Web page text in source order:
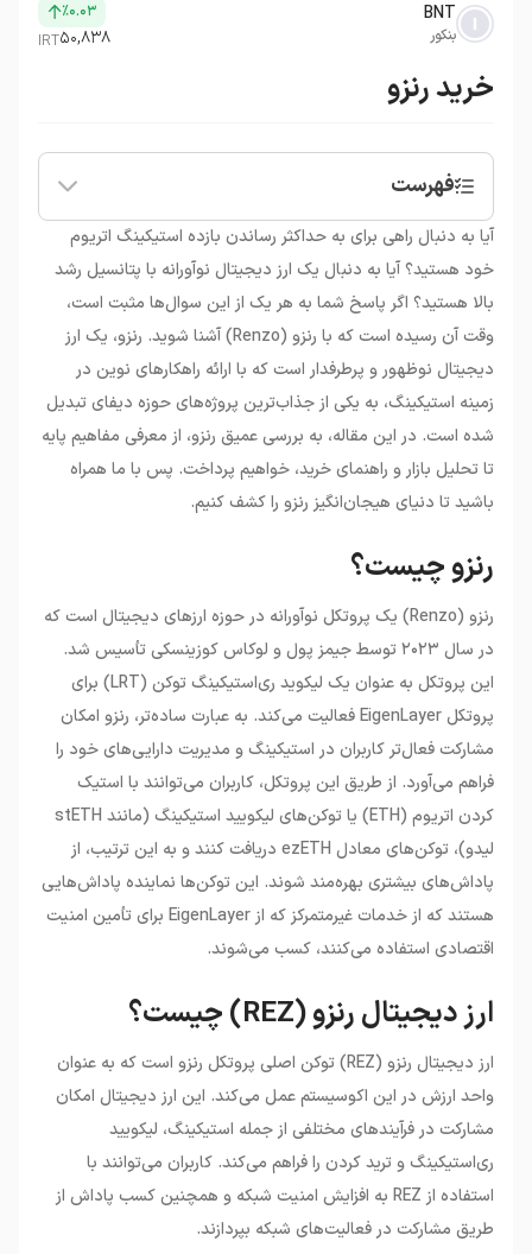
خرید رنزو
فهرست
• رنزو چیست؟
• ارز دیجیتال رنزو (REZ) چیست؟
توکن REZ و کاربردهای آن
تعامل‌پذیری (Interoperability) رنزو با دیگر
پروتکل‌ها
•قیمت رنزو و عوامل موثر بر آن
•خرید رنزو: ملاحظات و نکات مهم
آیا به دنبال راهی برای به حداکثر رساندن بازده استیکینگ اتریوم
خود هستید؟ آیا به دنبال یک ارز دیجیتال نوآورانه با پتانسیل رشد
بالا هستید؟ اگر پاسخ شما به هر یک از این سوال‌ها مثبت است،
وقت آن رسیده است که با رنزو (Renzo) آشنا شوید. رنزو، یک ارز
دیجیتال نوظهور و پرطرفدار است که با ارائه راهکارهای نوین در
زمینه استیکینگ، به یکی از جذاب‌ترین پروژه‌های حوزه دیفای تبدیل
شده است. در این مقاله، به بررسی عمیق رنزو، از معرفی مفاهیم پایه
تا تحلیل بازار و راهنمای خرید، خواهیم پرداخت. پس با ما همراه
باشید تا دنیای هیجان‌انگیز رنزو را کشف کنیم.
رنزو چیست؟
رنزو (Renzo) یک پروتکل نوآورانه در حوزه ارزهای دیجیتال است که
در سال ۲۰۲۳ توسط جیمز پول و لوکاس کوزینسکی تأسیس شد.
این پروتکل به عنوان یک لیکوید ری‌استیکینگ توکن (LRT) برای
پروتکل EigenLayer فعالیت می‌کند. به عبارت ساده‌تر، رنزو امکان
مشارکت فعال‌تر کاربران در استیکینگ و مدیریت دارایی‌های خود را
فراهم می‌آورد. از طریق این پروتکل، کاربران می‌توانند با استیک
کردن اتریوم (ETH) یا توکن‌های لیکویید استیکینگ (مانند stETH
لیدو)، توکن‌های معادل ezETH دریافت کنند و به این ترتیب، از
پاداش‌های بیشتری بهره‌مند شوند. این توکن‌ها نماینده پاداش‌هایی
هستند که از خدمات غیرمتمرکز که از EigenLayer برای تأمین امنیت
اقتصادی استفاده می‌کنند، کسب می‌شوند.
ارز دیجیتال رنزو (REZ) چیست؟
ارز دیجیتال رنزو (REZ) توکن اصلی پروتکل رنزو است که به عنوان
واحد ارزش در این اکوسیستم عمل می‌کند. این ارز دیجیتال امکان
مشارکت در فرآیندهای مختلفی از جمله استیکینگ، لیکویید
ری‌استیکینگ و ترید کردن را فراهم می‌کند. کاربران می‌توانند با
استفاده از REZ به افزایش امنیت شبکه و همچنین کسب پاداش از
طریق مشارکت در فعالیت‌های شبکه بپردازند.
BNT
بنکور
٪۰.۰۳
۵۰,۸۳۸IRT